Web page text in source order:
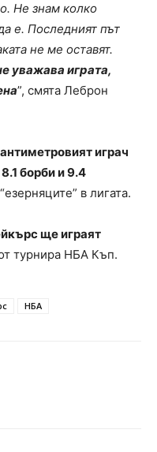
Не знам колко
е. Последният път
не ме оставят.
уважава играта,
”, смята Леброн
играч
борби и 9.4
в лигата.
ще играят
турнира НБА Къп.
НБА